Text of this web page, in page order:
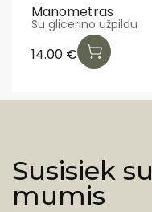
Manometras
Su glicerino užpildu
14.00 €
Susisiek su
mumis